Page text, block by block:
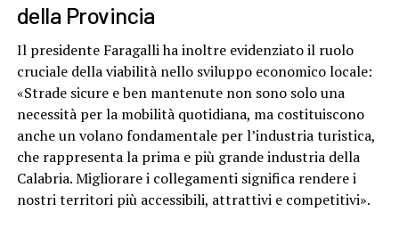
della Provincia
Il presidente Faragalli ha inoltre evidenziato il ruolo
cruciale della viabilità nello sviluppo economico locale:
«Strade sicure e ben mantenute non sono solo una
necessità per la mobilità quotidiana, ma costituiscono
anche un volano fondamentale per l’industria turistica,
che rappresenta la prima e più grande industria della
Calabria. Migliorare i collegamenti significa rendere i
nostri territori più accessibili, attrattivi e competitivi».